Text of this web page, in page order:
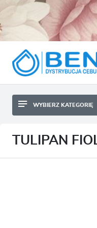
BYLINY SADZONKI
CEBULKI I
SADZONKI TRAW
WYBIERZ KATEGORIĘ
CEBULKI I
TULIPAN